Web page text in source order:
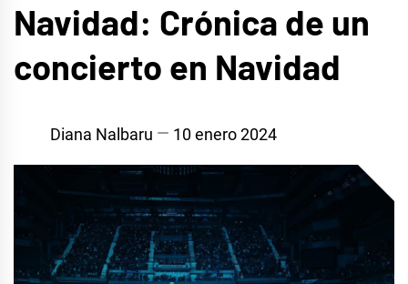
Navidad: Crónica de un
concierto en Navidad
Diana Nalbaru 10 enero 2024